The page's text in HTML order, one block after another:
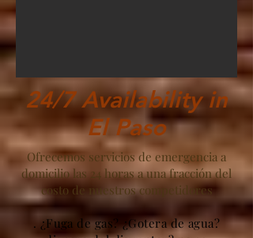
24/7 Availability in
El Paso
Ofrecemos servicios de emergencia a
domicilio las 24 horas a una fracción del
costo de nuestros competidores
. ¿Fuga de gas? ¿Gotera de agua?